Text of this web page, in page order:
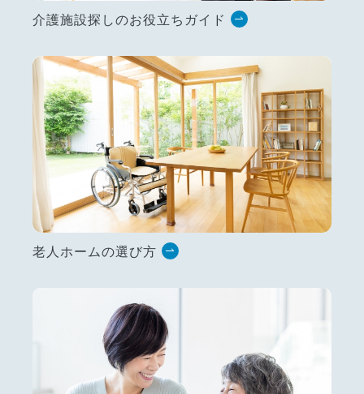
介護施設探しのお役立ちガイド
老人ホームの選び方